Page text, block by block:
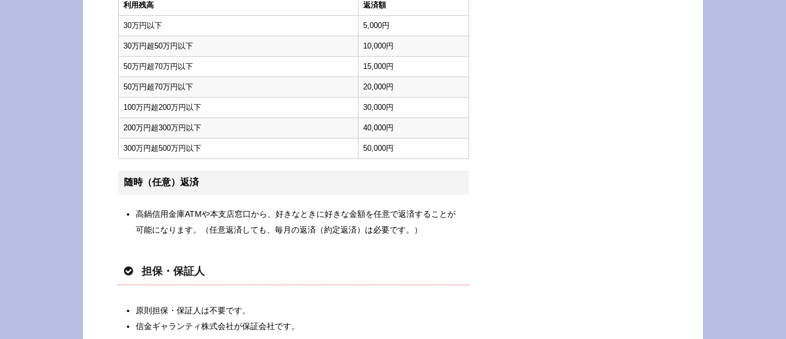
利用残高 返済額
30万円以下 5,000円
30万円超50万円以下 10,000円
50万円超70万円以下 15,000円
50万円超70万円以下 20,000円
100万円超200万円以下 30,000円
200万円超300万円以下 40,000円
300万円超500万円以下 50,000円
随時（任意）返済
高鍋信用金庫ATMや本支店窓口から、好きなときに好きな金額を任意で返済することが
可能になります。（任意返済しても、毎月の返済（約定返済）は必要です。）
担保・保証人
原則担保・保証人は不要です。
信金ギャランティ株式会社が保証会社です。